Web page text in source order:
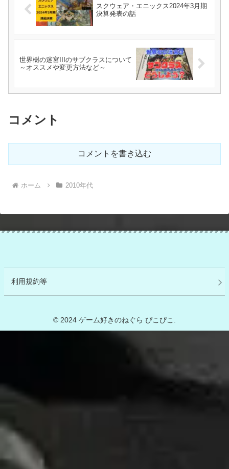
スクウェア・エニックス2024年3月期
決算発表の話
世界樹の迷宮IIIのサブクラスについて
～オススメや変更方法など～
コメント
コメントを書き込む
ホーム 2010年代
利用規約等
© 2024 ゲーム好きのねぐら ぴこぴこ.